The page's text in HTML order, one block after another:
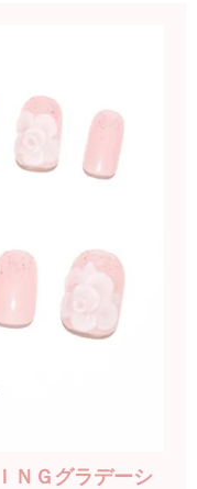
ＮＧグラデーシ